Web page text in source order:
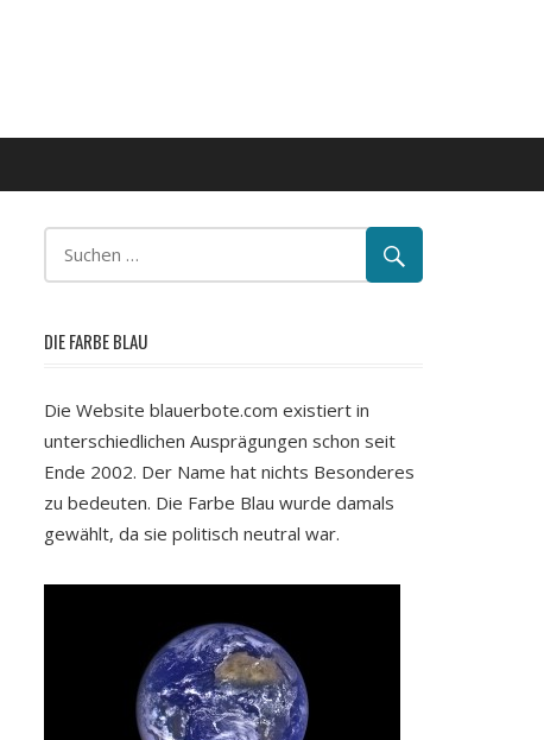
DIE FARBE BLAU
Die Website blauerbote.com existiert in
unterschiedlichen Ausprägungen schon seit
Ende 2002. Der Name hat nichts Besonderes
zu bedeuten. Die Farbe Blau wurde damals
gewählt, da sie politisch neutral war.